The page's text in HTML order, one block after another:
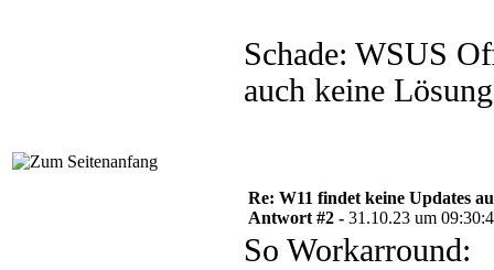
Schade: WSUS
auch keine
Re: W11 findet keine Updates
Antwort #2 - 31.10.23 um
So Workarround: